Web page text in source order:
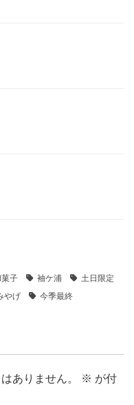
子 袖ケ浦
土日限定
やげ 今季最終
ありません。 ※ が付